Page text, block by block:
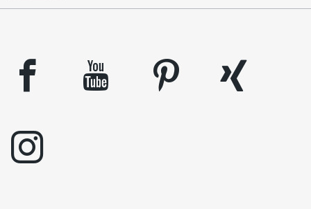
facebook youtube pinterest
xing
instagram